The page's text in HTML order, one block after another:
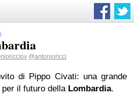
@antonioricci
di Pippo Civati: una grande
il futuro della Lombardia.